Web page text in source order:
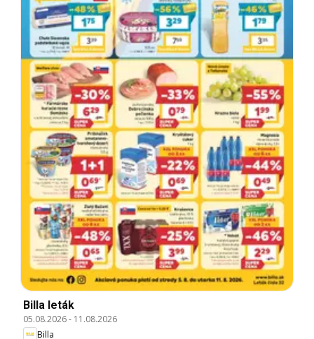
Billa leták
05.08.2026- 11.08.2026
Billa